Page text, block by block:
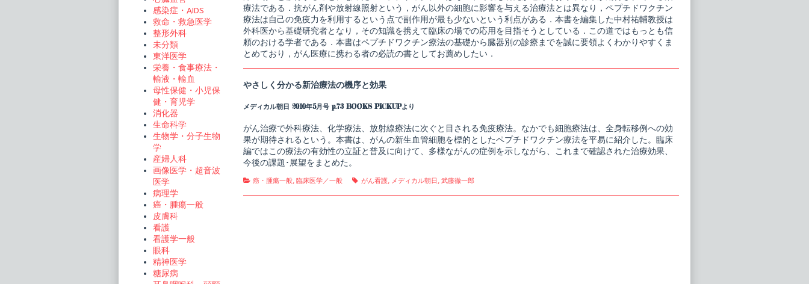
療法である．抗がん剤や放射線照射という，がん以外の細胞に影響を与える治療法とは異なり，ペプチドワクチン
療法は自己の免疫力を利用するという点で副作用が最も少ないという利点がある．本書を編集した中村祐輔教授は
外科医から基礎研究者となり，その知識を携えて臨床の場での応用を目指そうとしている．この道ではもっとも信
頼のおける学者である．本書はペプチドワクチン療法の基礎から臓器別の診療までを誠に要領よくわかりやすくま
とめており，がん医療に携わる者の必読の書としてお薦めしたい．
やさしく分かる新治療法の機序と効果
メディカル朝日 2010年5月号 p.73 BOOKS PICKUPより
がん治療で外科療法、化学療法、放射線療法に次ぐと目される免疫療法。なかでも細胞療法は、全身転移例への効
果が期待されるという。本書は、がんの新生血管細胞を標的としたペプチドワクチン療法を平易に紹介した。臨床
編ではこの療法の有効性の立証と普及に向けて、多様ながんの症例を示しながら、これまで確認された治療効果、
今後の課題･展望をまとめた。
Categories
癌・腫瘍一般, 臨床医学／一般 Tags
がん看護, メディカル朝日 ,武藤徹一郎
感染症・AIDS
救命・救急医学
整形外科
未分類
東洋医学
栄養・食事療法・
輸液・輸血
母性保健・小児保
健・育児学
消化器
生命科学
生物学・分子生物
学
産婦人科
画像医学・超音波
医学
病理学
癌・腫瘍一般
皮膚科
看護
看護学一般
眼科
精神医学
糖尿病